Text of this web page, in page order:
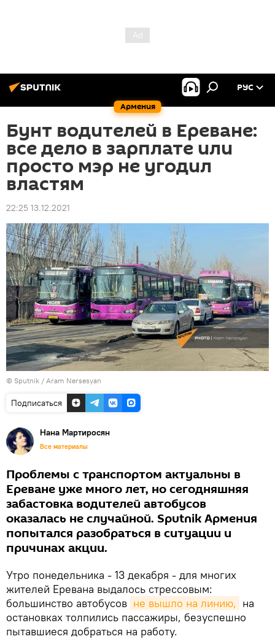
Армения
РУС
Бунт водителей в Ереване:
все дело в зарплате или
просто мэр не угодил
властям
22:25 13.12.2021
© Sputnik / Aram Nersesyan
Подписаться
Нана Мартиросян
Все материалы
Проблемы с транспортом актуальны в
Ереване уже много лет, но сегодняшняя
забастовка водителей автобусов
оказалась не случайной. Sputnik Армения
попытался разобраться в ситуации и
причинах акции.
Утро понедельника - 13 декабря - для многих
жителей Еревана выдалось стрессовым:
большинство автобусов не вышло на линию, на
остановках толпились пассажиры, безуспешно
пытавшиеся добраться на работу.